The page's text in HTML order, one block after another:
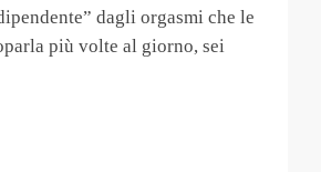
dagli orgasmi che le
più volte al giorno, sei